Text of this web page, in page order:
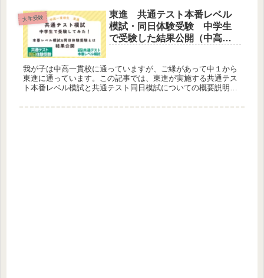
大学受験
東進 共通テスト本番レベル
模試・同日体験受験 中学生
で受験した結果公開（中高一
我が子は中高一貫校に通っていますが、ご縁があって中１から
東進に通っています。この記事では、東進が実施する共通テス
ト本番レベル模試と共通テスト同日模試についての概要説明、